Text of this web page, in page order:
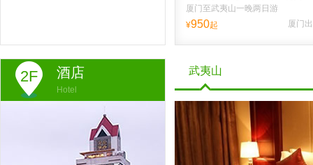
厦门至武夷山一晚两日游
¥950起 厦门
2F 酒店
Hotel
武夷山